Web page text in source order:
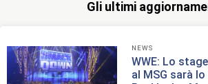
Gli ultimi
NEWS
WWE: Lo
al MSG sarà